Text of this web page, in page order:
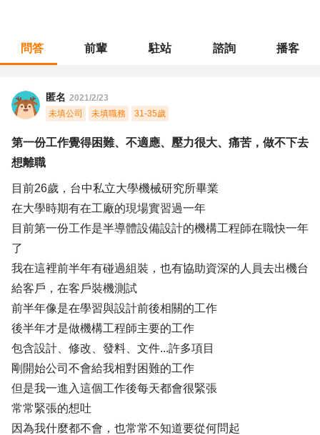
問答 前輩 駐站 諮詢 播客
匿名 2021/2/23
未填公司
未填職務 31-35歲
第一份工作覺得困難、不適應、壓力很大、痛苦，做不下去
想離職
目前26歲，台中私立大學機械研究所畢業
在大學時期有在工廠的現場實習過一年
目前第一份工作是半導體設備設計的機構工程師在職快一年
了
我在這裡前半年有碰過組裝，也有協助資深的人員去出機台
給客戶，在客戶裝機測試
前半年像是在學習與設計前後相關的工作
後半年才是做機構工程師主要的工作
包含設計、修改、發料、文件...許多項目
剛開始公司不會給我相對困難的工作
但是我一進入這個工作後每天都會很緊張
常常緊張的想吐
因為我什麼都不會，也常常不知道要從何問起